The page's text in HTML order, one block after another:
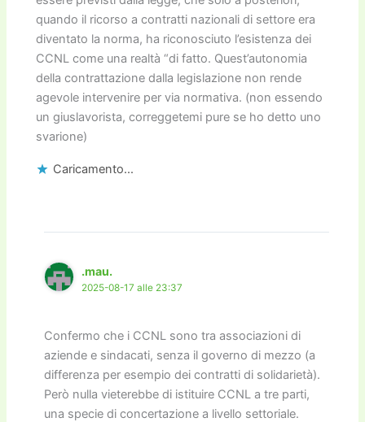
quando il ricorso a contratti nazionali di settore era
diventato la norma, ha riconosciuto l’esistenza dei
CCNL come una realtà “di fatto. Quest’autonomia
della contrattazione dalla legislazione non rende
agevole intervenire per via normativa. (non essendo
un giuslavorista, correggetemi pure se ho detto uno
svarione)
Caricamento...
.mau.
2025-08-17 alle 23:37
Confermo che i CCNL sono tra associazioni di
aziende e sindacati, senza il governo di mezzo (a
differenza per esempio dei contratti di solidarietà).
Però nulla vieterebbe di istituire CCNL a tre parti,
una specie di concertazione a livello settoriale.